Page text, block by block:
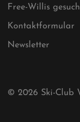
Kontaktformular